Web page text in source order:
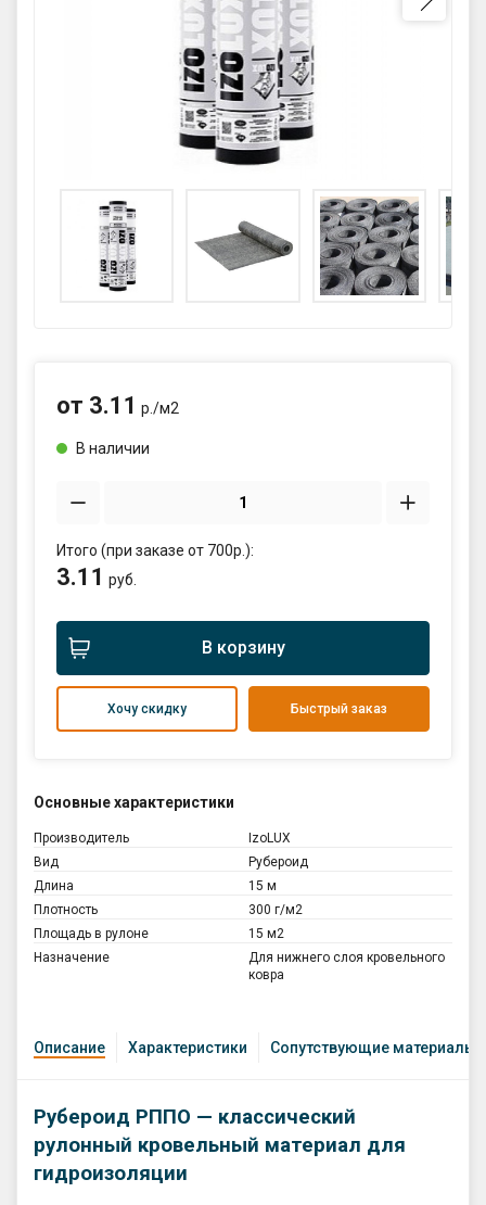
GPS координаты проезда к
складу:
53.85987990162563,27.420653302
90123
Основные характеристики
Производитель
IzoLUX
Вид
Рубероид
Длина
15 м
Плотность
300 г/м2
Площадь в рулоне
15 м2
Назначение
Для нижнего слоя кровельного
ковра
от 3.11 р./м2
В наличии
Итого (при заказе от 700р.):
3.11 руб.
В корзину
Хочу скидку Быстрый заказ
Описание Характеристики Сопутствующие материалы
Рубероид РППО — классический
рулонный кровельный материал для
гидроизоляции